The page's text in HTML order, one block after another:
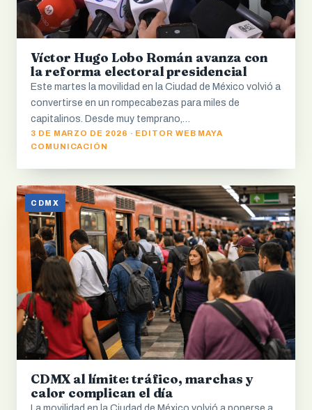
Víctor Hugo Lobo Román avanza con
la reforma electoral presidencial
Este martes la movilidad en la Ciudad de México volvió a
convertirse en un rompecabezas para miles de
capitalinos. Desde muy temprano,…
3 DE MARZO DE 2026 · EDITOR WEB MAYA
COMUNICACIÓN
CDMX
CDMX al límite: tráfico, marchas y
calor complican el día